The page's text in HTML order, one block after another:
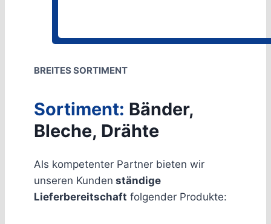
BREITES SORTIMENT
Sortiment: Bänder,
Bleche, Drähte
Als kompetenter Partner bieten wir
unseren Kunden ständige
Lieferbereitschaft folgender Produkte: